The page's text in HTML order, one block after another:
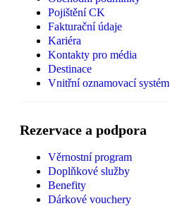
Pojištění CK
Fakturační údaje
Kariéra
Kontakty pro média
Destinace
Vnitřní oznamovací systém
Rezervace a podpora
Věrnostní program
Doplňkové služby
Benefity
Dárkové vouchery